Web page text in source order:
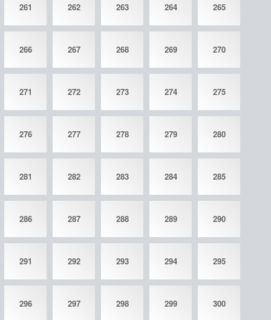
261 262 263 264 265
266 267 268 269 270
271 272 273 274 275
276 277 278 279 280
281 282 283 284 285
286 287 288 289 290
291 292 293 294 295
296 297 298 299 300